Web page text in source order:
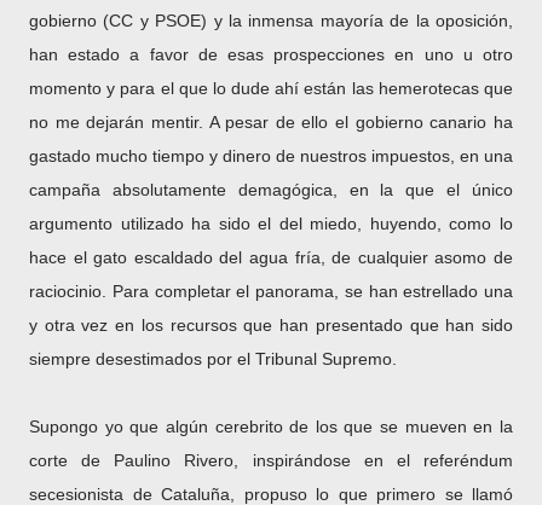
gobierno (CC y PSOE) y la inmensa mayoría de la oposición,
han estado a favor de esas prospecciones en uno u otro
momento y para el que lo dude ahí están las hemerotecas que
no me dejarán mentir. A pesar de ello el gobierno canario ha
gastado mucho tiempo y dinero de nuestros impuestos, en una
campaña absolutamente demagógica, en la que el único
argumento utilizado ha sido el del miedo, huyendo, como lo
hace el gato escaldado del agua fría, de cualquier asomo de
raciocinio. Para completar el panorama, se han estrellado una
y otra vez en los recursos que han presentado que han sido
siempre desestimados por el Tribunal Supremo.
Supongo yo que algún cerebrito de los que se mueven en la
corte de Paulino Rivero, inspirándose en el referéndum
secesionista de Cataluña, propuso lo que primero se llamó